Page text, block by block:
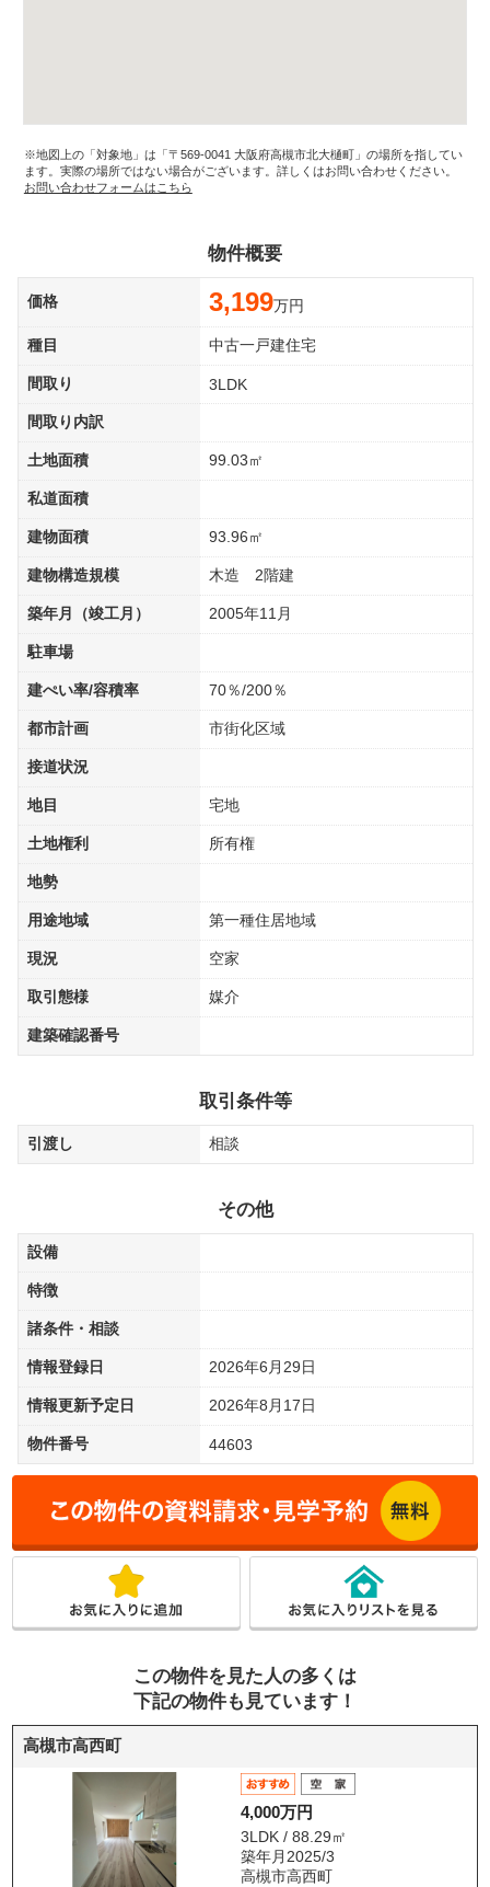
※地図上の「対象地」は「〒569-0041 大阪府高槻市北大樋町」の場所を指してい
ます。実際の場所ではない場合がございます。詳しくはお問い合わせください。
お問い合わせフォームはこちら
物件概要
価格 3,199万円
種目 中古一戸建住宅
間取り 3LDK
間取り内訳
土地面積 99.03㎡
私道面積
建物面積 93.96㎡
建物構造規模 木造 2階建
築年月（竣工月） 2005年11月
駐車場
建ぺい率/容積率 70％/200％
都市計画 市街化区域
接道状況
地目 宅地
土地権利 所有権
地勢
用途地域 第一種住居地域
現況 空家
取引態様 媒介
建築確認番号
取引条件等
引渡し 相談
その他
設備
特徴
諸条件・相談
情報登録日 2026年6月29日
情報更新予定日 2026年8月17日
物件番号 44603
この物件を見た人の多くは
下記の物件も見ています！
高槻市高西町
4,000万円
3LDK / 88.29㎡
築年月2025/3
高槻市高西町